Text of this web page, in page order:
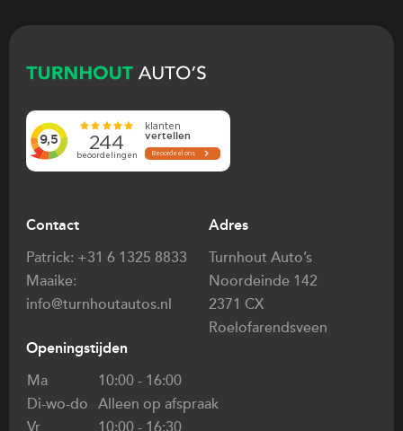
Contact
Patrick: +31 6 1325 8833
Maaike:
info@turnhoutautos.nl
Adres
Turnhout Auto’s
Noordeinde 142
2371 CX
Roelofarendsveen
Openingstijden
Ma
10:00 - 16:00
Di-wo-do Alleen op afspraak